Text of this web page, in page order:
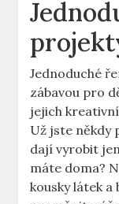
Jednoduché
⁢zábavou pro
jejich
Už jste někdy
dají vyrobit
máte doma?
kousky látek